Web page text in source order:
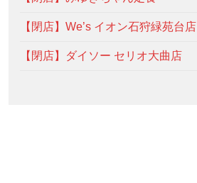
【閉店】We’s イオン石狩緑苑台店
【閉店】ダイソー セリオ大曲店